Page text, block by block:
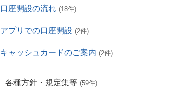
口座開設の流れ (18件)
アプリでの口座開設 (2件)
キャッシュカードのご案内 (2件)
各種方針・規定集等 (59件)